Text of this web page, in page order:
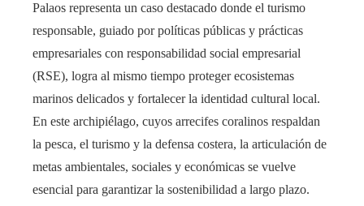
Palaos representa un caso destacado donde el turismo
responsable, guiado por políticas públicas y prácticas
empresariales con responsabilidad social empresarial
(RSE), logra al mismo tiempo proteger ecosistemas
marinos delicados y fortalecer la identidad cultural local.
En este archipiélago, cuyos arrecifes coralinos respaldan
la pesca, el turismo y la defensa costera, la articulación de
metas ambientales, sociales y económicas se vuelve
esencial para garantizar la sostenibilidad a largo plazo.